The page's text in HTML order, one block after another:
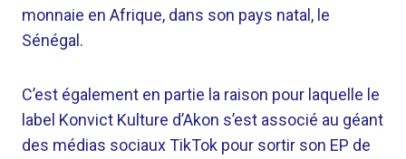
monnaie en Afrique, dans son pays natal, le
Sénégal.
C’est également en partie la raison pour laquelle le
label Konvict Kulture d’Akon s’est associé au géant
des médias sociaux TikTok pour sortir son EP de